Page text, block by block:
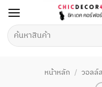
เนื้อหา
ค้นหา:
หน้าหลัก / วอลล์